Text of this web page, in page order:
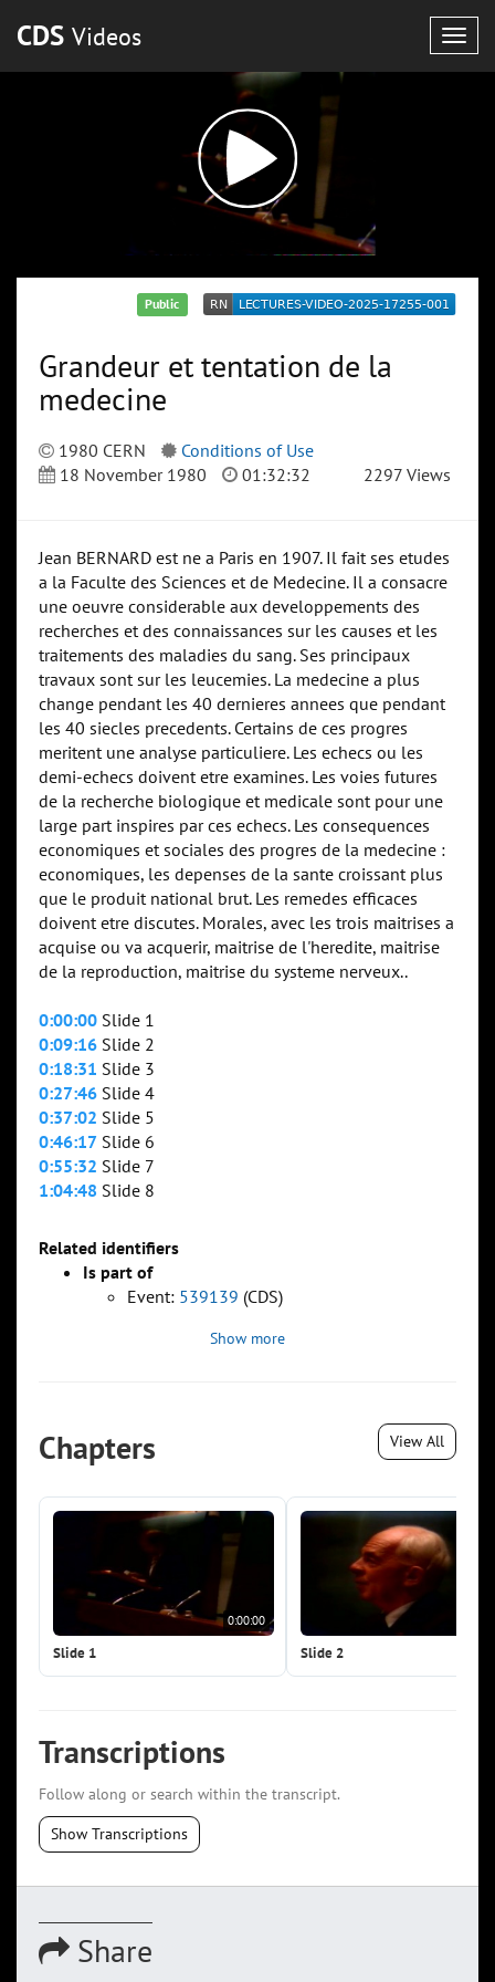
CDS Videos
Public
Grandeur et tentation de la
medecine
1980 CERN
Conditions of Use
18 November 1980
01:32:32 2297 Views
Jean BERNARD est ne a Paris en 1907. Il fait ses etudes
a la Faculte des Sciences et de Medecine. Il a consacre
une oeuvre considerable aux developpements des
recherches et des connaissances sur les causes et les
traitements des maladies du sang. Ses principaux
travaux sont sur les leucemies. La medecine a plus
change pendant les 40 dernieres annees que pendant
les 40 siecles precedents. Certains de ces progres
meritent une analyse particuliere. Les echecs ou les
demi-echecs doivent etre examines. Les voies futures
de la recherche biologique et medicale sont pour une
large part inspires par ces echecs. Les consequences
economiques et sociales des progres de la medecine :
economiques, les depenses de la sante croissant plus
que le produit national brut. Les remedes efficaces
doivent etre discutes. Morales, avec les trois maitrises a
acquise ou va acquerir, maitrise de l'heredite, maitrise
de la reproduction, maitrise du systeme nerveux..
0:00:00 Slide 1
0:09:16 Slide 2
0:18:31 Slide 3
0:27:46 Slide 4
0:37:02 Slide 5
0:46:17 Slide 6
0:55:32 Slide 7
1:04:48 Slide 8
Related identifiers
Is part of
Event: 539139 (CDS)
Show more
Chapters View All
0:00:00
Slide 1 Slide 2
Transcriptions
Follow along or search within the transcript.
Show Transcriptions
Share